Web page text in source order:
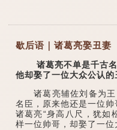
歇后语｜诸葛亮娶丑妻
诸葛亮不单是千古名
他却娶了一位大众公认的
诸葛亮辅佐刘备为王
名臣，原来他还是一位帅
诸葛亮“身高八尺，犹如
样一位帅哥，却娶了一位